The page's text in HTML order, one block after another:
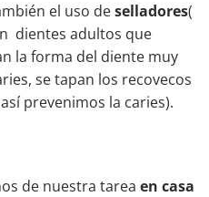
el uso deselladores(
dientes adultos que
la forma del diente muy
se tapan los recovecos
prevenimos la caries).
de nuestra tarea en casa